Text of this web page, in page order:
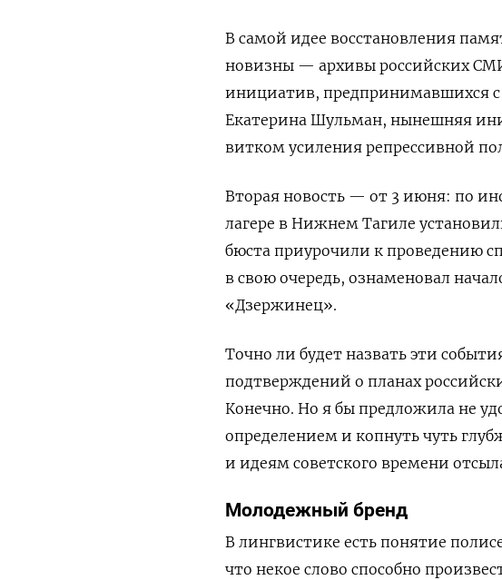
В самой идее восстановления
новизны — архивы российских
инициатив, предпринимавшихся с
Екатерина Шульман, нынешняя
витком усиления репрессивной
Вторая новость — от 3 июня: по
лагере в Нижнем Тагиле
бюста приурочили к проведению
в свою очередь, ознаменовал
«Дзержинец».
Точно ли будет назвать эти
подтверждений о планах
Конечно. Но я бы предложила не
определением и копнуть чуть
и идеям советского времени
Молодежный бренд
В лингвистике есть понятие
что некое слово способно